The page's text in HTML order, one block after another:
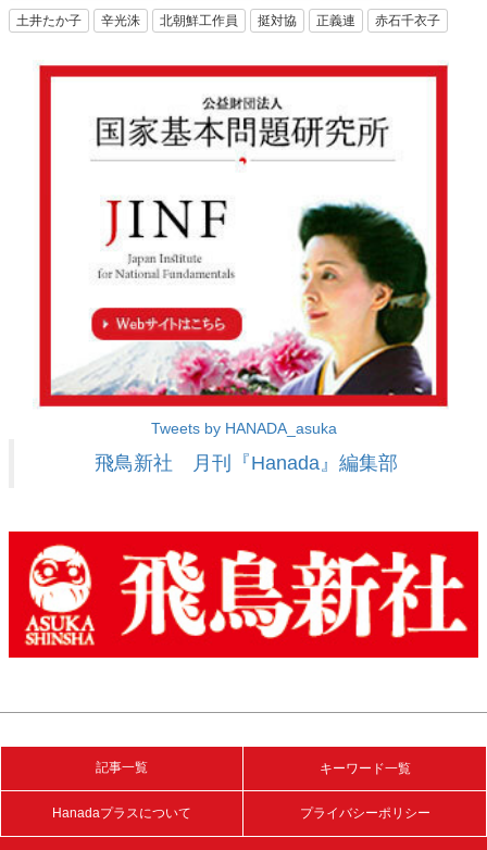
土井たか子 辛光洙 北朝鮮工作員 挺対協 正義連 赤石千衣子
Tweets by HANADA_asuka
飛鳥新社 月刊『Hanada』編集部
記事一覧 キーワード一覧
Hanadaプラスについて プライバシーポリシー